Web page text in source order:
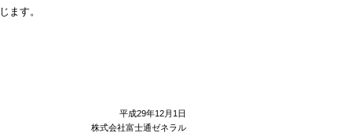
ます。
平成29年12月1日
株式会社富士通ゼネラル